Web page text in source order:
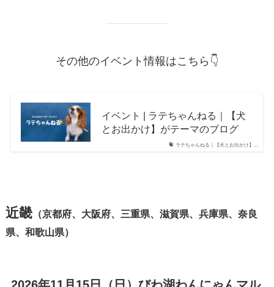
その他のイベント情報はこちら👇
ラテちゃんねる｜【犬とお出かけ】...
イベント | ラテちゃんねる｜【犬
とお出かけ】がテーマのブログ
近畿（京都府、大阪府、三重県、滋賀県、兵庫県、奈良
県、和歌山県）